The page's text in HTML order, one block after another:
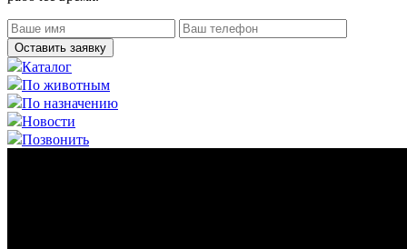
Оставить заявку
Каталог
По животным
По назначению
Новости
Позвонить